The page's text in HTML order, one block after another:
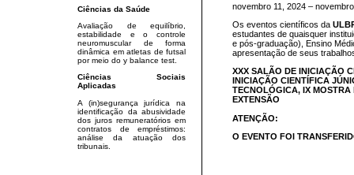
Ciências da Saúde
Avaliação de equilíbrio,
estabilidade e o controle
neuromuscular de forma
dinâmica em atletas de futsal
por meio do y balance test.
Ciências Sociais
Aplicadas
A (in)segurança jurídica na
identificação da abusividade
dos juros remuneratórios em
contratos de empréstimos:
análise da atuação dos
tribunais.
novembro 11, 2024 –
Os eventos científicos da
estudantes de quaisquer
e pós-graduação), Ensino
apresentação de seus
XXX SALÃO DE INICIAÇÃO
INICIAÇÃO CIENTÍFICA
TECNOLÓGICA, IX
EXTENSÃO
ATENÇÃO:
O EVENTO FOI